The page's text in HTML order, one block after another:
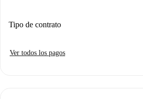
Tipo de contrato
Ver todos los pagos